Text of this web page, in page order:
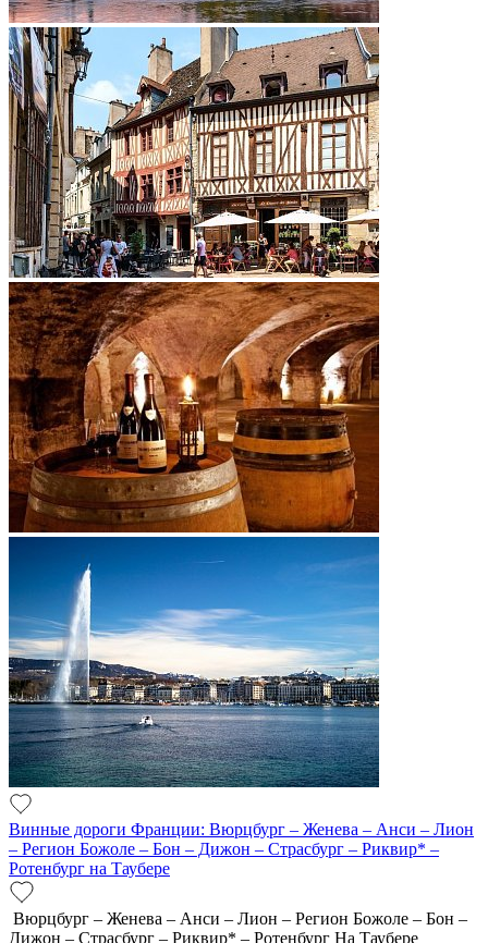
Винные дороги Франции: Вюрцбург – Женева – Анси – Лион
– Регион Божоле – Бон – Дижон – Страсбург – Риквир* –
Ротенбург на Таубере
Вюрцбург – Женева – Анси – Лион – Регион Божоле – Бон –
Дижон – Страсбург – Риквир* – Ротенбург На Таубере